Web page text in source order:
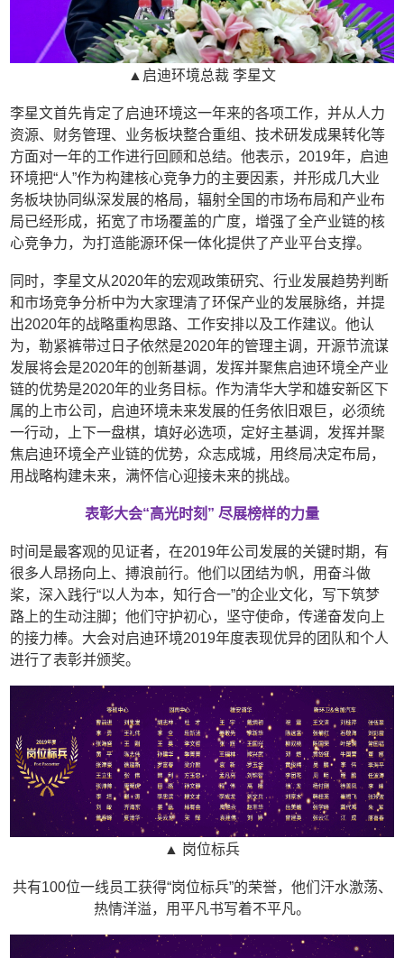
▲启迪环境总裁 李星文
李星文首先肯定了启迪环境这一年来的各项工作，并从人力
资源、财务管理、业务板块整合重组、技术研发成果转化等
方面对一年的工作进行回顾和总结。他表示，2019年，启迪
环境把“人”作为构建核心竞争力的主要因素，并形成几大业
务板块协同纵深发展的格局，辐射全国的市场布局和产业布
局已经形成，拓宽了市场覆盖的广度，增强了全产业链的核
心竞争力，为打造能源环保一体化提供了产业平台支撑。
同时，李星文从2020年的宏观政策研究、行业发展趋势判断
和市场竞争分析中为大家理清了环保产业的发展脉络，并提
出2020年的战略重构思路、工作安排以及工作建议。他认
为，勒紧裤带过日子依然是2020年的管理主调，开源节流谋
发展将会是2020年的创新基调，发挥并聚焦启迪环境全产业
链的优势是2020年的业务目标。作为清华大学和雄安新区下
属的上市公司，启迪环境未来发展的任务依旧艰巨，必须统
一行动，上下一盘棋，填好必选项，定好主基调，发挥并聚
焦启迪环境全产业链的优势，众志成城，用终局决定布局，
用战略构建未来，满怀信心迎接未来的挑战。
表彰大会“高光时刻” 尽展榜样的力量
时间是最客观的见证者，在2019年公司发展的关键时期，有
很多人昂扬向上、搏浪前行。他们以团结为帆，用奋斗做
桨，深入践行“以人为本，知行合一”的企业文化，写下筑梦
路上的生动注脚；他们守护初心，坚守使命，传递奋发向上
的接力棒。大会对启迪环境2019年度表现优异的团队和个人
进行了表彰并颁奖。
▲ 岗位标兵
共有100位一线员工获得“岗位标兵”的荣誉，他们汗水激荡、
热情洋溢，用平凡书写着不平凡。